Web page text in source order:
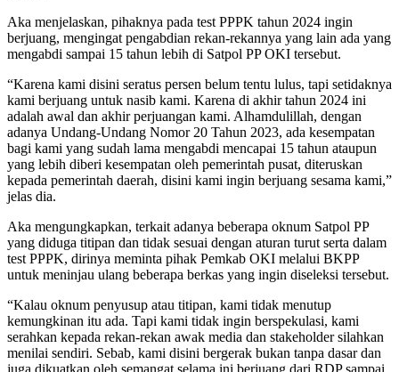
Aka menjelaskan, pihaknya pada test PPPK tahun 2024 ingin
berjuang, mengingat pengabdian rekan-rekannya yang lain ada yang
mengabdi sampai 15 tahun lebih di Satpol PP OKI tersebut.
“Karena kami disini seratus persen belum tentu lulus, tapi setidaknya
kami berjuang untuk nasib kami. Karena di akhir tahun 2024 ini
adalah awal dan akhir perjuangan kami. Alhamdulillah, dengan
adanya Undang-Undang Nomor 20 Tahun 2023, ada kesempatan
bagi kami yang sudah lama mengabdi mencapai 15 tahun ataupun
yang lebih diberi kesempatan oleh pemerintah pusat, diteruskan
kepada pemerintah daerah, disini kami ingin berjuang sesama kami,”
jelas dia.
Aka mengungkapkan, terkait adanya beberapa oknum Satpol PP
yang diduga titipan dan tidak sesuai dengan aturan turut serta dalam
test PPPK, dirinya meminta pihak Pemkab OKI melalui BKPP
untuk meninjau ulang beberapa berkas yang ingin diseleksi tersebut.
“Kalau oknum penyusup atau titipan, kami tidak menutup
kemungkinan itu ada. Tapi kami tidak ingin berspekulasi, kami
serahkan kepada rekan-rekan awak media dan stakeholder silahkan
menilai sendiri. Sebab, kami disini bergerak bukan tanpa dasar dan
juga dikuatkan oleh semangat selama ini berjuang dari RDP sampai